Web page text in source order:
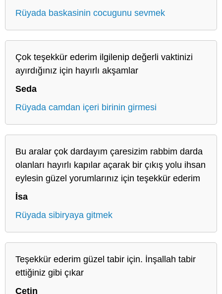
Rüyada baskasinin cocugunu sevmek
Çok teşekkür ederim ilgilenip değerli vaktinizi
ayırdığınız için hayırlı akşamlar
Seda
Rüyada camdan içeri birinin girmesi
Bu aralar çok dardayım çaresizim rabbim darda
olanları hayırlı kapılar açarak bir çıkış yolu ihsan
eylesin güzel yorumlarınız için teşekkür ederim
İsa
Rüyada sibiryaya gitmek
Teşekkür ederim güzel tabir için. İnşallah tabir
ettiğiniz gibi çıkar
Cetin